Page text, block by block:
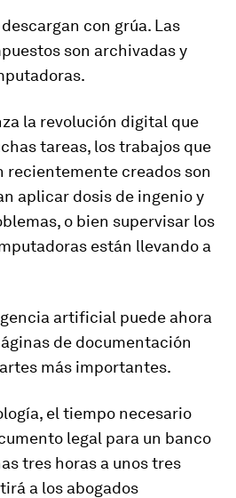
con grúa. Las
son archivadas y
la revolución digital que
tareas, los trabajos que
recientemente creados son
aplicar dosis de ingenio y
o bien supervisar los
están llevando a
artificial puede ahora
de documentación
más importantes.
el tiempo necesario
legal para un banco
tres horas a unos tres
a los abogados